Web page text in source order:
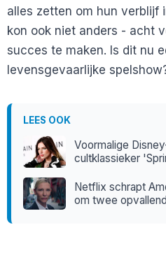
alles zetten om hun verblijf
kon ook niet anders - acht
succes te maken. Is dit nu
levensgevaarlijke
LEES OOK
Voormalige
cultklassieker
Netflix schrapt
om twee